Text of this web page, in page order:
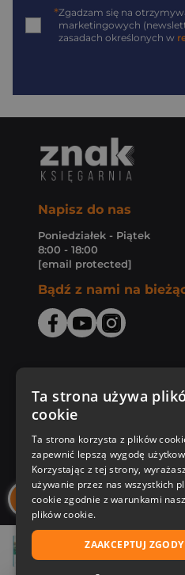
29,30 zł
*Zgadzam się na
marketingowych
zasadach określonych w
Napisz do nas
Poniedziałek - Piątek
8:00 - 18:00
[email protected]
Bądź z nami na
Zakupy u nas
Nasza oferta
Nasi autorzy
Ta strona używa
cookie
Ta strona korzysta z plików
zapewnić lepszą wygodę
Korzystając z tej strony,
używanie przez nas wszystkich
cookie zgodnie z warunkami
plików cookie.
ZAAKCEPTUJ ZGODY